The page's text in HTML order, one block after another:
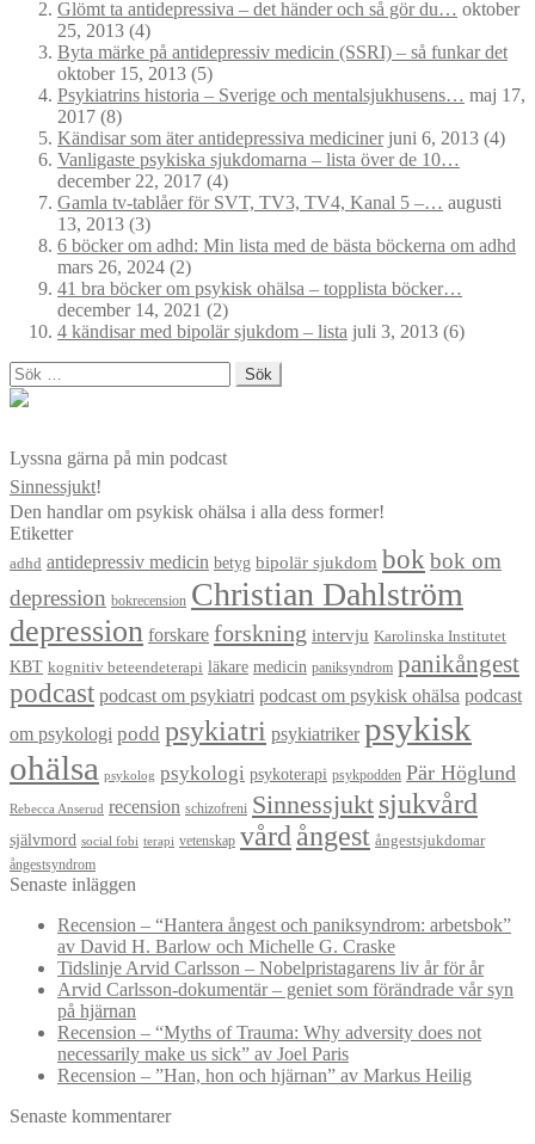
Glömt ta antidepressiva – det händer och så gör du… oktober
25, 2013 (4)
Byta märke på antidepressiv medicin (SSRI) – så funkar det
oktober 15, 2013 (5)
Psykiatrins historia – Sverige och mentalsjukhusens… maj 17,
2017 (8)
Kändisar som äter antidepressiva medicinerjuni 6, 2013 (4)
Vanligaste psykiska sjukdomarna – lista över de 10…
december 22, 2017 (4)
Gamla tv-tablåer för SVT, TV3, TV4, Kanal 5 –… augusti
13, 2013 (3)
6 böcker om adhd: Min lista med de bästa böckerna om adhd
mars 26, 2024 (2)
41 bra böcker om psykisk ohälsa – topplista böcker…
december 14, 2021 (2)
4 kändisar med bipolär sjukdom – lista juli 3, 2013 (6)
Sök
efter:
Lyssna gärna på min podcast
Sinnessjukt!
Den handlar om psykisk ohälsa i alla dess former!
Etiketter
adhd antidepressiv medicin betyg bipolär sjukdom bokbok om
depression
bokrecension Christian Dahlström
depression forskare forskning intervju Karolinska Institutet
KBT kognitiv beteendeterapi läkare medicin paniksyndrom panikångest
podcast podcast om psykiatri podcast om psykisk ohälsa podcast
om psykologi podd psykiatri psykiatriker psykisk
ohälsa psykolog psykologi psykoterapi psykpodden Pär Höglund
Rebecca Anserud recension schizofreni Sinnessjukt sjukvård
självmord social fobi terapi vetenskap vård ångest ångestsjukdomar
ångestsyndrom
Senaste inläggen
Recension – “Hantera ångest och paniksyndrom: arbetsbok”
av David H. Barlow och Michelle G. Craske
Tidslinje Arvid Carlsson – Nobelpristagarens liv år för år
Arvid Carlsson-dokumentär – geniet som förändrade vår syn
på hjärnan
Recension – “Myths of Trauma: Why adversity does not
necessarily make us sick” av Joel Paris
Recension – ”Han, hon och hjärnan” av Markus Heilig
Senaste kommentarer